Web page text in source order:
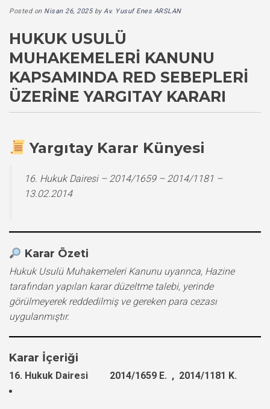
Posted on Nisan 26, 2025byAv. Yusuf Enes ARSLAN
HUKUK USULÜ
MUHAKEMELERI KANUNU
KAPSAMINDA RED SEBEPLERI
ÜZERINE YARGITAY KARARI
Yargıtay Karar Künyesi
16. Hukuk Dairesi – 2014/1659 – 2014/1181 –
13.02.2014
Karar Özeti
Hukuk Usulü Muhakemeleri Kanunu uyarınca, Hazine
tarafından yapılan karar düzeltme talebi, yerinde
görülmeyerek reddedilmiş ve gereken para cezası
uygulanmıştır.
Karar İçeriği
16. Hukuk Dairesi 2014/1659 E. , 2014/1181 K.